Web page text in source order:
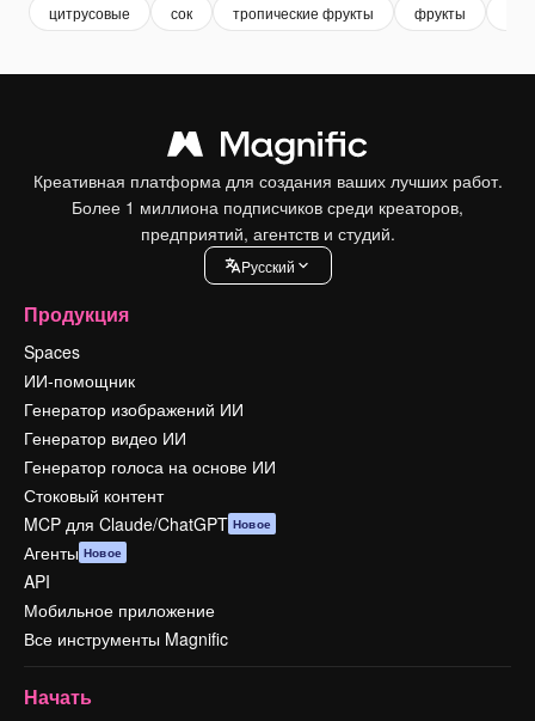
цитрусовые сок тропические фрукты фрукты
Креативная платформа для создания ваших лучших работ.
Более 1 миллиона подписчиков среди креаторов,
предприятий, агентств и студий.
Pусский
Продукция
Spaces
ИИ-помощник
Генератор изображений ИИ
Генератор видео ИИ
Генератор голоса на основе ИИ
Стоковый контент
MCP для Claude/ChatGPT Новое
Агенты Новое
API
Мобильное приложение
Все инструменты Magnific
Начать